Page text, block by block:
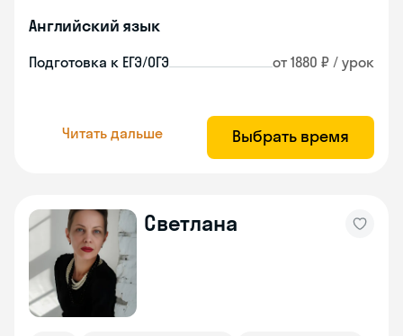
Английский язык
Подготовка к ЕГЭ/ОГЭ от 1880 ₽ / урок
Читать дальше Выбрать время
Светлана